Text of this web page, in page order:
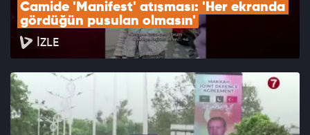
Camide 'Manifest' atışması: 'Her ekranda
gördüğün pusulan olmasın'
İZLE